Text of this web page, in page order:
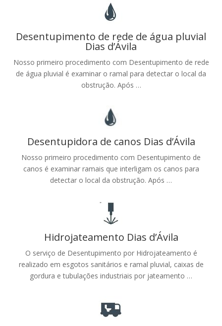
Desentupimento de rede de água pluvial
Dias d’Ávila
Nosso primeiro procedimento com Desentupimento de rede
de água pluvial é examinar o ramal para detectar o local da
obstrução. Após …
Desentupidora de canos Dias d’Ávila
Nosso primeiro procedimento com Desentupimento de
canos é examinar ramais que interligam os canos para
detectar o local da obstrução. Após …
Hidrojateamento Dias d’Ávila
O serviço de Desentupimento por Hidrojateamento é
realizado em esgotos sanitários e ramal pluvial, caixas de
gordura e tubulações industriais por jateamento …